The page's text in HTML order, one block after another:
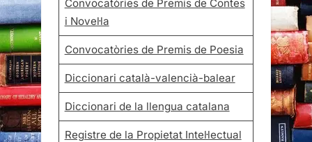
Convocatòries de Premis de Contes
i Novel·la
Convocatòries de Premis de Poesia
Diccionari català-valencià-balear
Diccionari de la llengua catalana
Registre de la Propietat Intel·lectual